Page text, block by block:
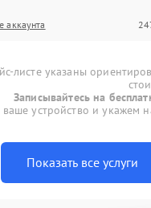
аккаунта
листе указаны
Записывайтесь на
устройство и укажем
Показать все услуги